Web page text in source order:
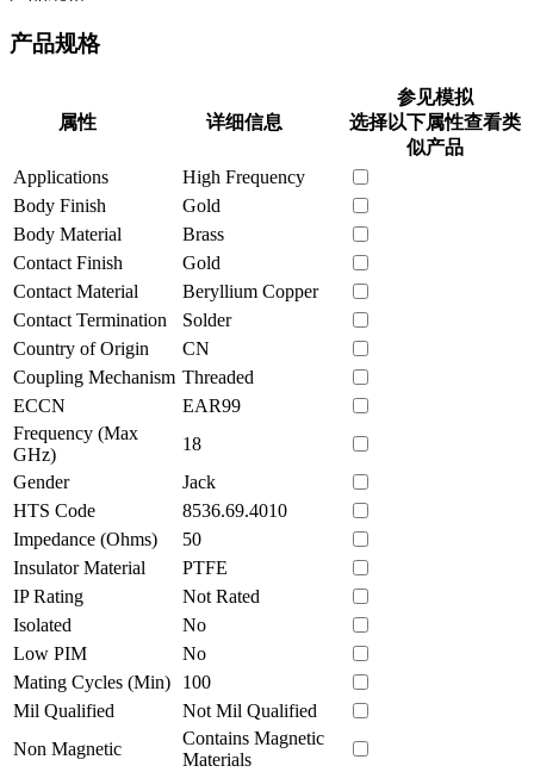
产品规格
属性 详细信息
参见模拟
选择以下属性查看类
似产品
Applications
High Frequency
Body Finish
Gold
Body Material
Brass
Contact Finish
Gold
Contact Material
Beryllium Copper
Contact Termination
Solder
Country of Origin
CN
Coupling Mechanism Threaded
ECCN
EAR99
Frequency (Max
GHz)
18
Gender
Jack
HTS Code
8536.69.4010
Impedance (Ohms)
50
Insulator Material
PTFE
IP Rating
Not Rated
Isolated
No
Low PIM
No
Mating Cycles (Min)
100
Mil Qualified
Not Mil Qualified
Non Magnetic
Contains Magnetic
Materials